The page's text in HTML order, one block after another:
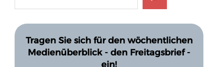
Tragen Sie sich für den wöchentlichen
Medienüberblick - den Freitagsbrief -
ein!